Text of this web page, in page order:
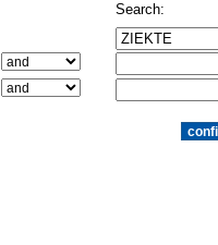
Search: